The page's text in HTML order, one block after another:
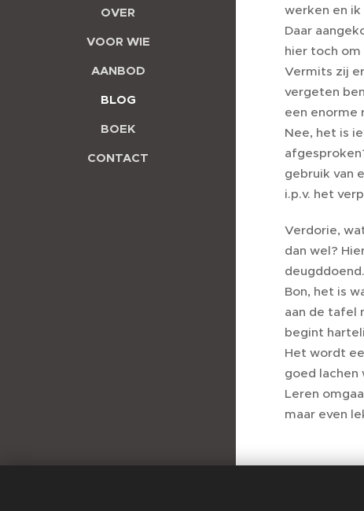
OVER
VOOR WIE
AANBOD
BLOG
BOEK
CONTACT
werken en
Daar
hier toch
Vermits zij
vergeten
een enorme
Nee, het is
gebruik van
i.p.v. het
Verdorie,
dan wel?
Bon, het is
aan de tafel
begint
Het wordt
goed lachen
Leren
maar even